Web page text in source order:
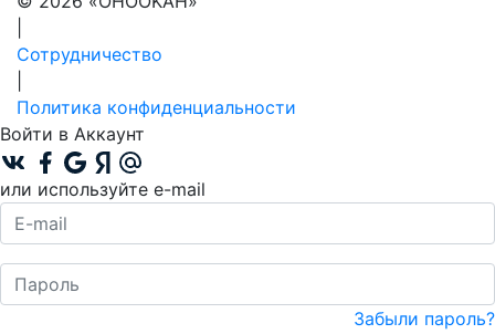
Сотрудничество
Политика конфиденциальности
Войти в Аккаунт
или используйте e-mail
Забыли пароль?